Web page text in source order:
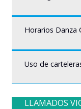
Horarios Danza
Uso de
LLAMADOS